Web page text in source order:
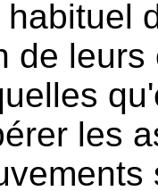
de
les